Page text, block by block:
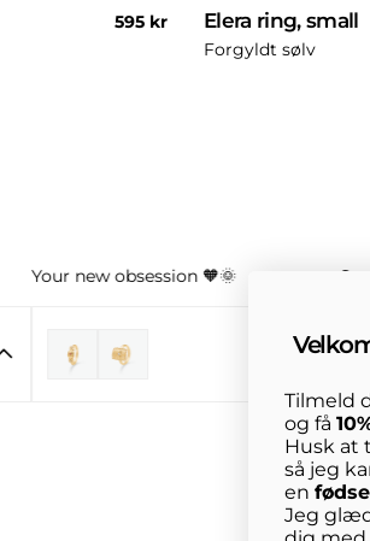
Normal
595 kr
Elera ring, small
Forgyldt sølv
Your new obsession 🧡🌞
Tilmeld
og få
Husk at
så jeg
en
Jeg